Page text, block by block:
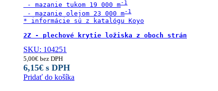
- mazanie tukom 19 000 m
- mazanie olejom 23 000 m
* informácie sú z katalógu Koyo
2Z - plechové krytie ložiska z oboch strán
SKU: 104251
5,00€ bez DPH
6,15€ s DPH
Pridať do košíka